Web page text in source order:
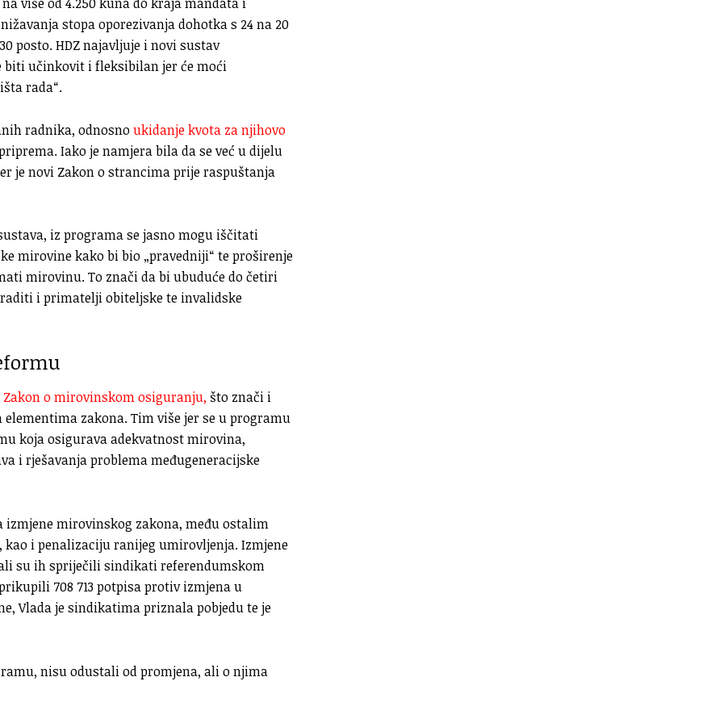
stopa oporezivanja dohotka s 24 na 20
posto. HDZ najavljuje i novi sustav
biti učinkovit i fleksibilan jer će moći
rada“.
radnika, odnosnoukidanje kvota za njihovo
Iako je namjera bila da se već u dijelu
je novi Zakon o strancima prije raspuštanja
iz programa se jasno mogu iščitati
mirovine kako bi bio „pravedniji“ te proširenje
mirovinu. To znači da bi ubuduće do četiri
i primatelji obiteljske te invalidske
Zakon o mirovinskom osiguranju, što znači i
zakona. Tim više jer se u programu
kojaosigurava adekvatnost mirovina,
i rješavanja problema međugeneracijske
izmjene mirovinskog zakona, među ostalim
i penalizaciju ranijeg umirovljenja. Izmjene
su ih spriječili sindikati referendumskom
708 713 potpisa protiv izmjena u
Vlada je sindikatima priznala pobjedu te je
nisu odustali od promjena, ali o njima